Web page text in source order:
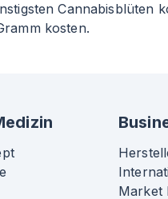
Cannabisblüten
kosten.
Market